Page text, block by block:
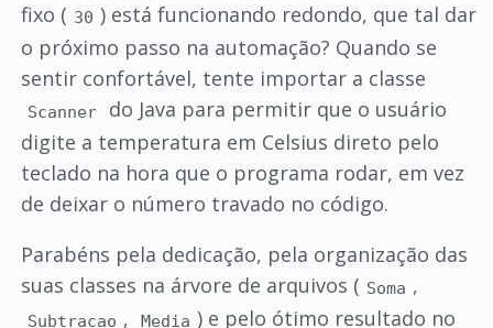
fixo ( 30 ) está funcionando redondo, que tal dar
o próximo passo na automação? Quando se
sentir confortável, tente importar a classe
Scanner
do Java para permitir que o usuário
digite a temperatura em Celsius direto pelo
teclado na hora que o programa rodar, em vez
de deixar o número travado no código.
Parabéns pela dedicação, pela organização das
suas classes na árvore de arquivos ( Soma ,
Subtracao , Media ) e pelo ótimo resultado no